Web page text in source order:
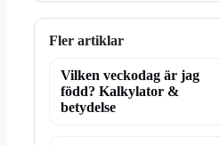
Fler artiklar
Vilken veckodag är jag
född? Kalkylator &
betydelse